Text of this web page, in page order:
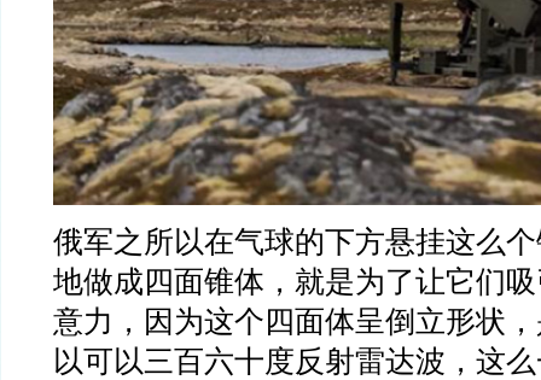
俄军之所以在气球的下方悬挂这么
地做成四面锥体，就是为了让它们
意力，因为这个四面体呈倒立形状
以可以三百六十度反射雷达波，这